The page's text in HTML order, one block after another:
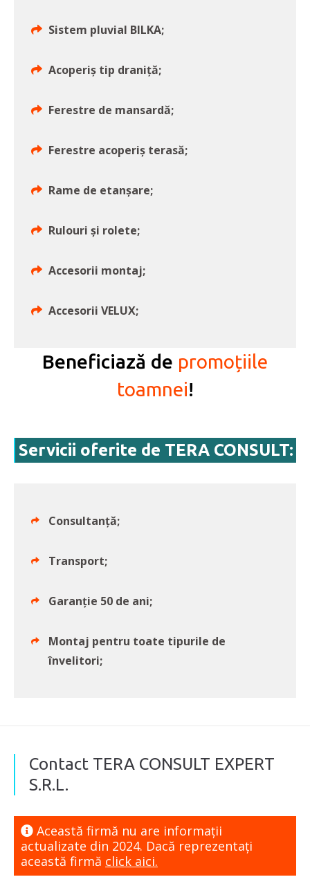
Sistem pluvial BILKA;
Acoperiș tip draniță;
Ferestre de mansardă;
Ferestre acoperiș terasă;
Rame de etanșare;
Rulouri și rolete;
Accesorii montaj;
Accesorii VELUX;
Beneficiază de promoțiile
toamnei!
Servicii oferite de TERA CONSULT:
Consultanţă;
Transport;
Garanție 50 de ani;
Montaj pentru toate tipurile de
învelitori;
Contact TERA CONSULT EXPERT
S.R.L.
Această firmă nu are informaţii
actualizate din 2024. Dacă reprezentaţi
această firmă click aici.